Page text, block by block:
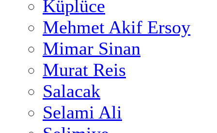
Küplüce
Mehmet Akif Ersoy
Mimar Sinan
Murat Reis
Salacak
Selami Ali